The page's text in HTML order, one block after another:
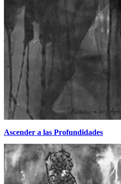
Ascender a las Profundidades